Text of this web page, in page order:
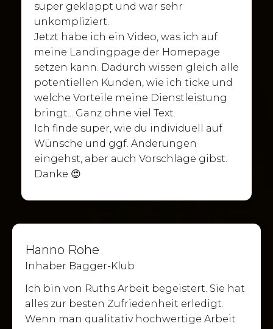
super geklappt und war sehr
unkompliziert.
Jetzt habe ich ein Video, was ich auf
meine Landingpage der Homepage
setzen kann. Dadurch wissen gleich alle
potentiellen Kunden, wie ich ticke und
welche Vorteile meine Dienstleistung
bringt... Ganz ohne viel Text.
Ich finde super, wie du individuell auf
Wünsche und ggf. Änderungen
eingehst, aber auch Vorschläge gibst.
Danke 😍
Hanno Rohe
Inhaber Bagger-Klub
Ich bin von Ruths Arbeit begeistert. Sie hat
alles zur besten Zufriedenheit erledigt.
Wenn man qualitativ hochwertige Arbeit